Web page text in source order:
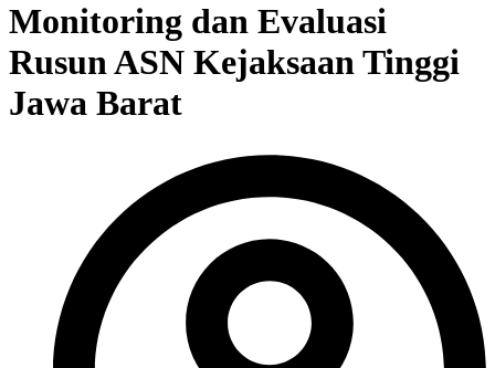
Monitoring dan Evaluasi
Rusun ASN Kejaksaan Tinggi
Jawa Barat